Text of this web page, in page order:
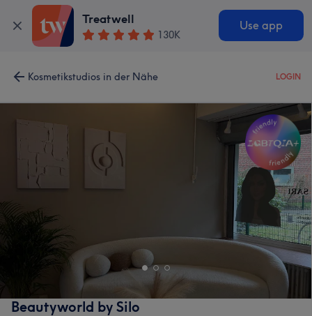
Treatwell
130K
Use app
Kosmetikstudios in der Nähe LOGIN
Beautyworld by Silo